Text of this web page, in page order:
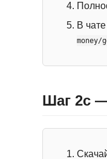
В
Шаг 2c